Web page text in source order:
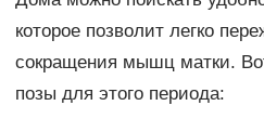
которое позволит легко
сокращения мышц матки.
позы для этого периода: